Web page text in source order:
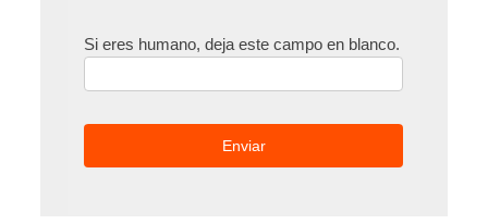
Si eres humano, deja este campo en blanco.